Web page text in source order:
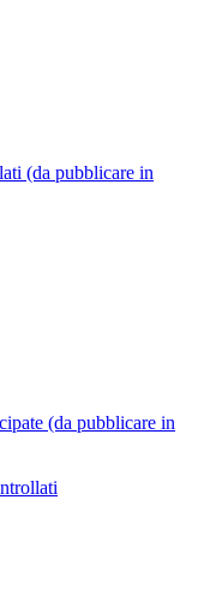
(da pubblicare in
(da pubblicare in